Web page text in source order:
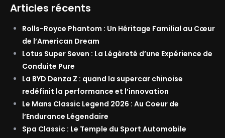
Articles récents
Rolls-Royce Phantom : Un Héritage Familial au Cœur
de l’American Dream
Lotus Super Seven : La Légèreté d’une Expérience de
Conduite Pure
La BYD Denza Z : quand la supercar chinoise
redéfinit la performance et l’innovation
Le Mans Classic Legend 2026 : Au Coeur de
l’Endurance Légendaire
Spa Classic : Le Temple du Sport Automobile